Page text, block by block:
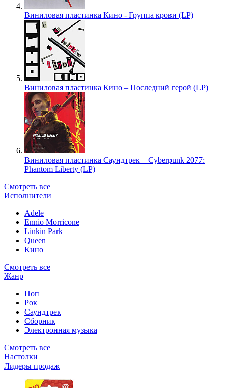
Виниловая пластинка Кино - Группа крови (LP)
Виниловая пластинка Кино – Последний герой (LP)
Виниловая пластинка Саундтрек – Cyberpunk 2077:
Phantom Liberty (LP)
Смотреть все
Исполнители
Adele
Ennio Morricone
Linkin Park
Queen
Кино
Смотреть все
Жанр
Поп
Рок
Саундтрек
Сборник
Электронная музыка
Смотреть все
Настолки
Лидеры продаж